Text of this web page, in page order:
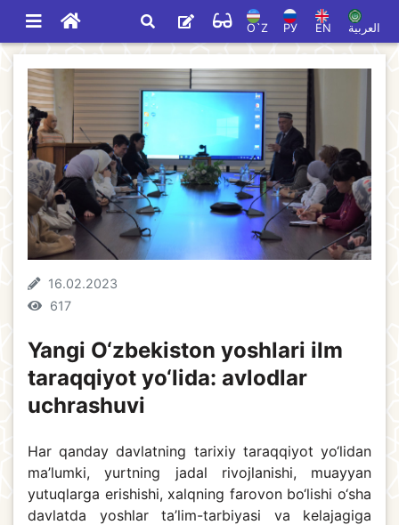
O`Z РУ EN العربية
16.02.2023
617
Yangi O‘zbekiston yoshlari ilm
taraqqiyot yo‘lida: avlodlar
uchrashuvi
Har qanday davlatning tarixiy taraqqiyot yo‘lidan
ma’lumki, yurtning jadal rivojlanishi, muayyan
yutuqlarga erishishi, xalqning farovon bo‘lishi o‘sha
davlatda yoshlar ta’lim-tarbiyasi va kelajagiga